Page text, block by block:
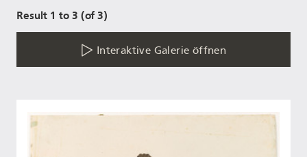
Result 1 to 3 (of 3)
Interaktive Galerie öffnen